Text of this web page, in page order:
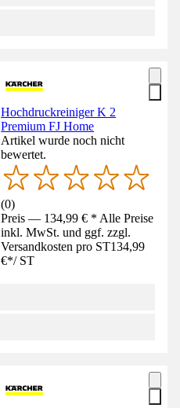
Hochdruckreiniger K 2
Premium FJ Home
Artikel wurde noch nicht
bewertet.
(0)
Preis — 134,99 € * Alle Preise
inkl. MwSt. und ggf. zzgl.
Versandkosten pro ST134,99
€*/ ST